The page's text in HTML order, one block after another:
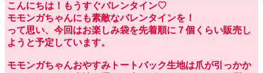
こんにちは！もうすぐバレンタイン♡
モモンガちゃんにも素敵なバレンタインを！
って思い、今回はお楽しみ袋を先着順に７個くらい販売し
ようと予定しています。
モモンガちゃんおやすみトートバック生地は爪が引っかか